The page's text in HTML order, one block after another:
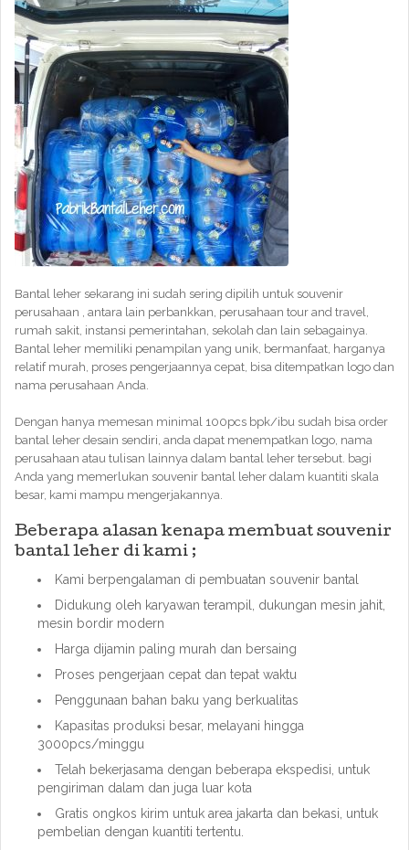
Bantal leher sekarang ini sudah sering dipilih untuk souvenir
perusahaan , antara lain perbankkan, perusahaan tour and travel,
rumah sakit, instansi pemerintahan, sekolah dan lain sebagainya.
Bantal leher memiliki penampilan yang unik, bermanfaat, harganya
relatif murah, proses pengerjaannya cepat, bisa ditempatkan logo dan
nama perusahaan Anda.
Dengan hanya memesan minimal 100pcs bpk/ibu sudah bisa order
bantal leher desain sendiri, anda dapat menempatkan logo, nama
perusahaan atau tulisan lainnya dalam bantal leher tersebut. bagi
Anda yang memerlukan souvenir bantal leher dalam kuantiti skala
besar, kami mampu mengerjakannya.
Beberapa alasan kenapa membuat souvenir
bantal leher di kami ;
Kami berpengalaman di pembuatan souvenir bantal
Didukung oleh karyawan terampil, dukungan mesin jahit,
mesin bordir modern
Harga dijamin paling murah dan bersaing
Proses pengerjaan cepat dan tepat waktu
Penggunaan bahan baku yang berkualitas
Kapasitas produksi besar, melayani hingga
3000pcs/minggu
Telah bekerjasama dengan beberapa ekspedisi, untuk
pengiriman dalam dan juga luar kota
Gratis ongkos kirim untuk area jakarta dan bekasi, untuk
pembelian dengan kuantiti tertentu.